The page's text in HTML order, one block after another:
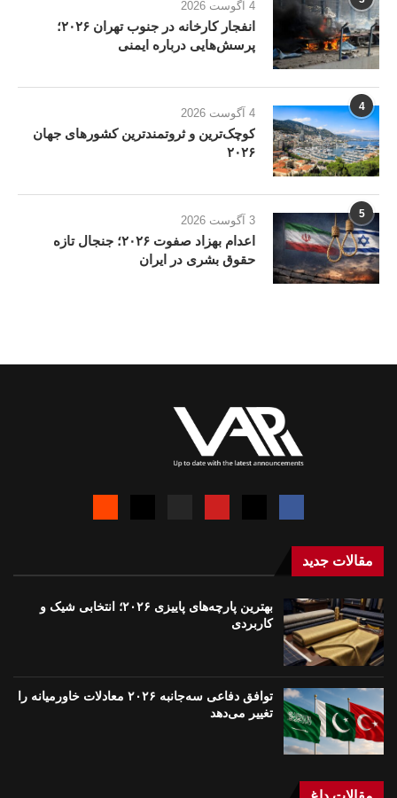
4 آگوست 2026
انفجار کارخانه در جنوب تهران ۲۰۲۶؛
پرسش‌هایی درباره ایمنی
4 4 آگوست 2026
کوچک‌ترین و ثروتمندترین کشورهای جهان
۲۰۲۶
5 3 آگوست 2026
اعدام بهزاد صفوت ۲۰۲۶؛ جنجال تازه
حقوق بشری در ایران
مقالات جدید
بهترین پارچه‌های پاییزی ۲۰۲۶؛ انتخابی شیک و
کاربردی
توافق دفاعی سه‌جانبه ۲۰۲۶ معادلات خاورمیانه را
تغییر می‌دهد